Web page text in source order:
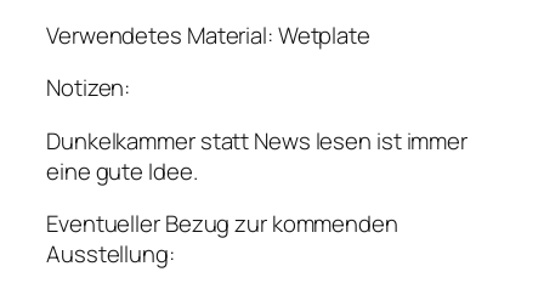
Verwendetes Material: Wetplate
Notizen:
Dunkelkammer statt News lesen ist immer
eine gute Idee.
Eventueller Bezug zur kommenden
Ausstellung: